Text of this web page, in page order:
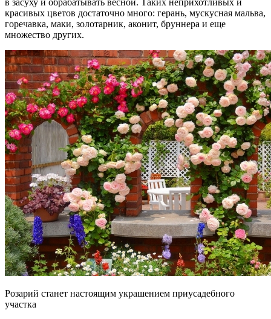
в засуху и обрабатывать весной. Таких неприхотливых и
красивых цветов достаточно много: герань, мускусная мальва,
горечавка, маки, золотарник, аконит, бруннера и еще
множество других.
Розарий станет настоящим украшением приусадебного
участка